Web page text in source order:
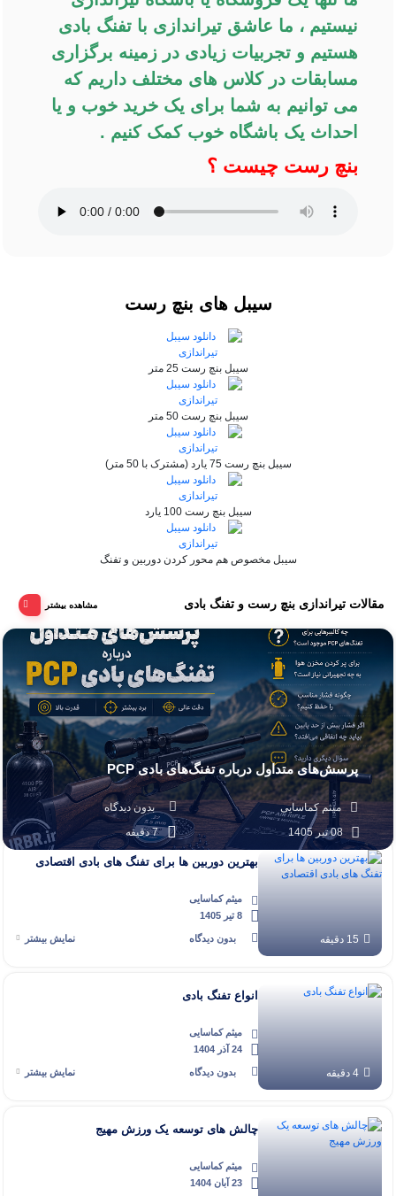
نیستیم ، ما عاشق تیراندازی با تفنگ بادی
هستیم و تجربیات زیادی در زمینه برگزاری
مسابقات در کلاس های مختلف داریم که
می توانیم به شما برای یک خرید خوب و یا
احداث یک باشگاه خوب کمک کنیم .
بنچ رست چیست ؟
سیبل های بنچ رست
سیبل بنچ رست 25 متر
سیبل بنچ رست 50 متر
سیبل بنچ رست 75 یارد (مشترک با 50 متر)
سیبل بنچ رست 100 یارد
سیبل مخصوص هم محور کردن دوربین و تفنگ
مقالات تیراندازی بنچ رست و تفنگ بادی مشاهده بیشتر
پرسش‌های متداول درباره تفنگ‌های بادی PCP
میثم کماسایی
08 تیر 1405
بدون دیدگاه
7 دقیقه
15 دقیقه
بهترین دوربین ها برای تفنگ های بادی اقتصادی
میثم کماسایی
8 تیر 1405
بدون دیدگاه نمایش بیشتر
4 دقیقه
انواع تفنگ بادی
میثم کماسایی
24 آذر 1404
بدون دیدگاه نمایش بیشتر
چالش های توسعه یک ورزش مهیج
میثم کماسایی
23 آبان 1404